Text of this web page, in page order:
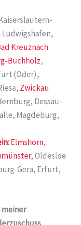
Ludwigshafen,
Kreuznach
Buchholz,
(Oder),
Zwickau
Dessau-
Magdeburg,
:Elmshorn,
, Oldesloe
Gera, Erfurt,